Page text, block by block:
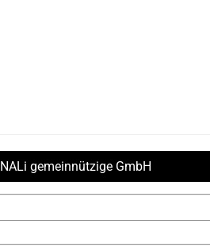
gemeinnützige GmbH